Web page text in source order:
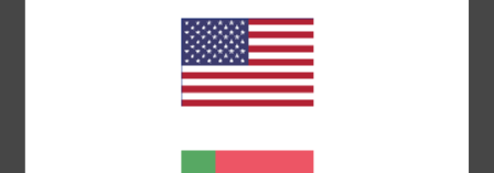
apliques dos emblemas da RVCA na
etiqueta RVCA no bolso